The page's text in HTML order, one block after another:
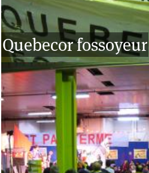
Quebecor fossoyeur